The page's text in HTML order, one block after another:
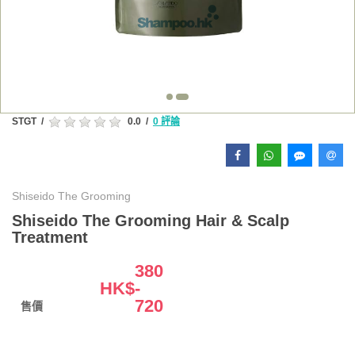
STGT/ 0.0 / 0 評論
Shiseido The Grooming
Shiseido The Grooming Hair & Scalp
Treatment
售價
HK$
380
-
720